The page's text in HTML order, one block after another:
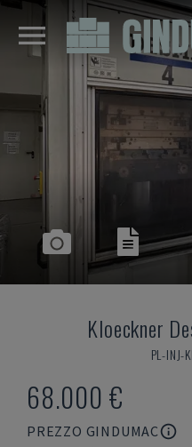
Kloeckner
PL-
68.000 €
PREZZO GINDUMAC